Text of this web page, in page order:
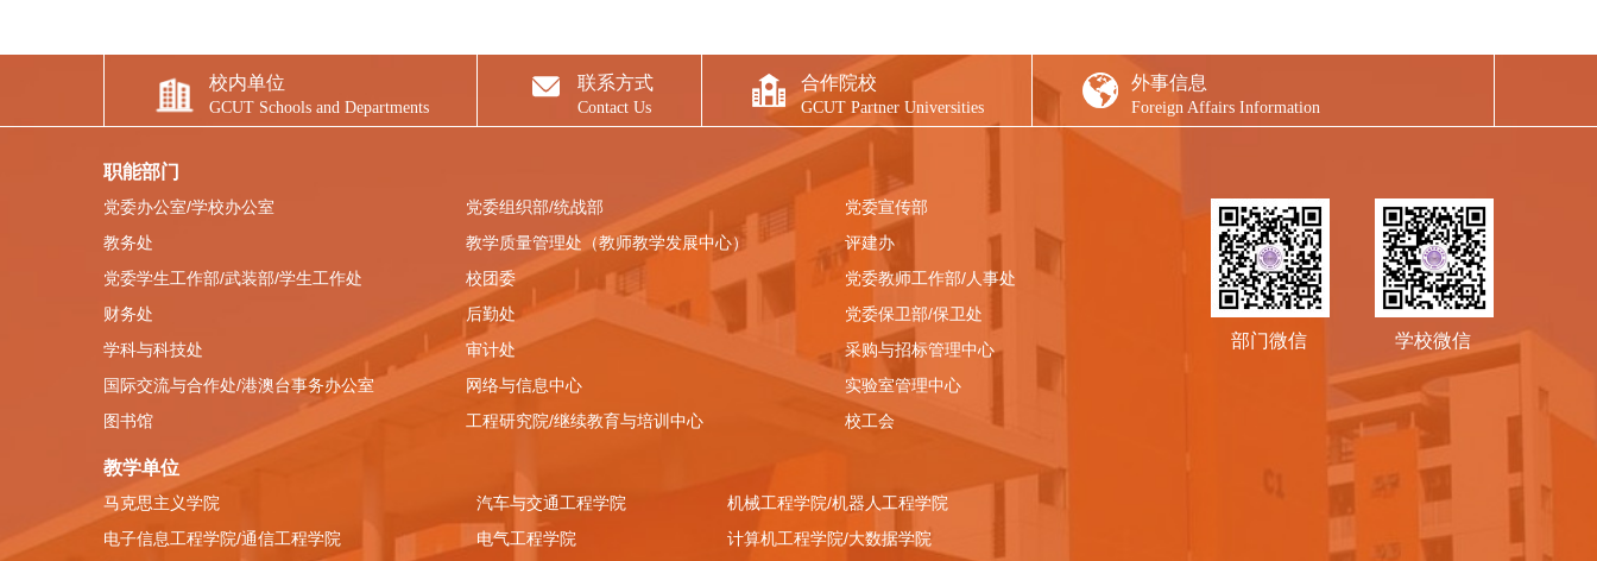
校内单位
GCUT Schools and Departments
联系方式
Contact Us
合作院校
GCUT Partner Universities
外事信息
Foreign Affairs Information
职能部门
党委办公室/学校办公室 党委组织部/统战部
党委宣传部
教务处
教学质量管理处（教师教学发展中心）
评建办
党委学生工作部/武装部/学生工作处
校团委
党委教师工作部/人事处
财务处
后勤处
党委保卫部/保卫处
学科与科技处
审计处
采购与招标管理中心
国际交流与合作处/港澳台事务办公室
网络与信息中心
实验室管理中心
图书馆
工程研究院/继续教育与培训中心 校工会
教学单位
马克思主义学院 汽车与交通工程学院
机械工程学院/机器人工程学院
电子信息工程学院/通信工程学院
电气工程学院 计算机工程学院/大数据学院
部门微信 学校微信